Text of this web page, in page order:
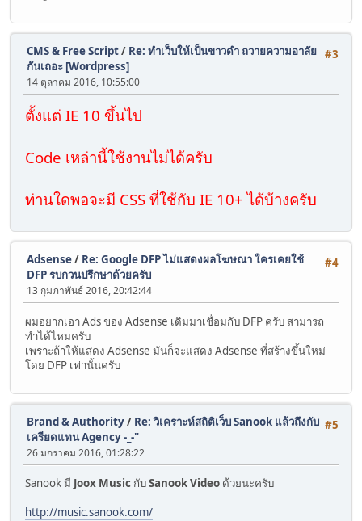
#3
CMS & Free Script/ Re: ทำเว็บให้เป็นขาวดำ ถวายความอาลัย
กันเถอะ [Wordpress]
14 ตุลาคม 2016, 10:55:00
ตั้งแต่ IE 10 ขึ้นไป
Code เหล่านี้ใช้งานไม่ได้ครับ
ท่านใดพอจะมี CSS ที่ใช้กับ IE 10+ ได้บ้างครับ
#4
Adsense/ Re: Google DFP ไม่แสดงผลโฆษณา ใครเคยใช้
DFP รบกวนปรึกษาด้วยครับ
13 กุมภาพันธ์ 2016, 20:42:44
ผมอยากเอา Ads ของ Adsense เดิมมาเชื่อมกับ DFP ครับ สามารถ
ทำได้ไหมครับ
เพราะถ้าให้แสดง Adsense มันก็จะแสดง Adsense ที่สร้างขึ้นใหม่
โดย DFP เท่านั้นครับ
#5
Brand & Authority/ Re: วิเคราะห์สถิติเว็บ Sanook แล้วถึงกับ
เครียดแทน Agency -_-"
26 มกราคม 2016, 01:28:22
Sanook มี Joox Music กับSanook Video ด้วยนะครับ
http://music.sanook.com/